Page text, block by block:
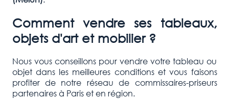
Comment vendre ses tableaux,
objets d'art et mobilier ?
Nous vous conseillons pour vendre votre tableau ou
objet dans les meilleures conditions et vous faisons
profiter de notre réseau de commissaires-priseurs
partenaires à Paris et en région.